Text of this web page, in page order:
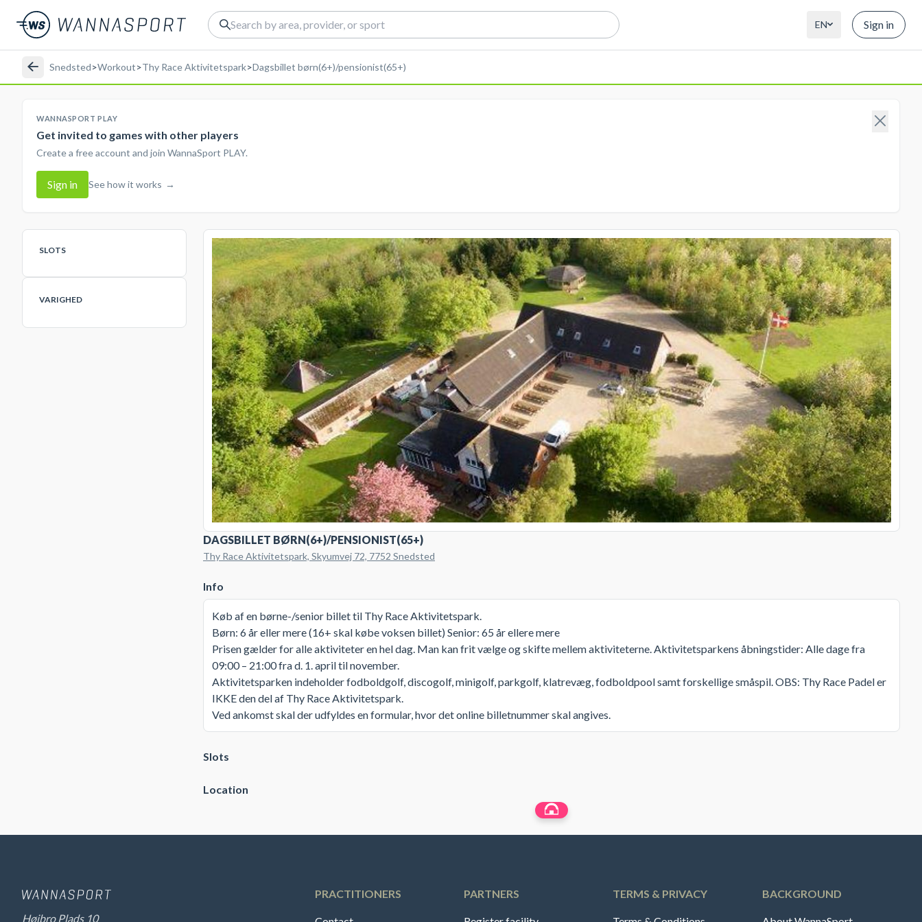
EN Sign in
Snedsted>Workout>Thy Race Aktivitetspark>Dagsbillet børn(6+)/pensionist(65+)
WANNASPORT PLAY
Get invited to games with other players
Create a free account and join WannaSport PLAY.
Sign in See how it works →
SLOTS
VARIGHED
DAGSBILLET BØRN(6+)/PENSIONIST(65+)
Thy Race Aktivitetspark, Skyumvej 72, 7752 Snedsted
Info
Køb af en børne-/senior billet til Thy Race Aktivitetspark.
Børn: 6 år eller mere (16+ skal købe voksen billet) Senior: 65 år ellere mere
Prisen gælder for alle aktiviteter en hel dag. Man kan frit vælge og skifte mellem aktiviteterne. Aktivitetsparkens åbningstider: Alle dage fra
09:00 – 21:00 fra d. 1. april til november.
Aktivitetsparken indeholder fodboldgolf, discogolf, minigolf, parkgolf, klatrevæg, fodboldpool samt forskellige småspil. OBS: Thy Race Padel er
IKKE den del af Thy Race Aktivitetspark.
Ved ankomst skal der udfyldes en formular, hvor det online billetnummer skal angives.
Slots
Location
Højbro Plads 10
PRACTITIONERS PARTNERS TERMS & PRIVACY BACKGROUND